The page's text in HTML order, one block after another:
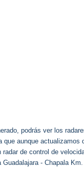
podrás ver los
aunque actualizamos
de control de
Guadalajara - Chapala